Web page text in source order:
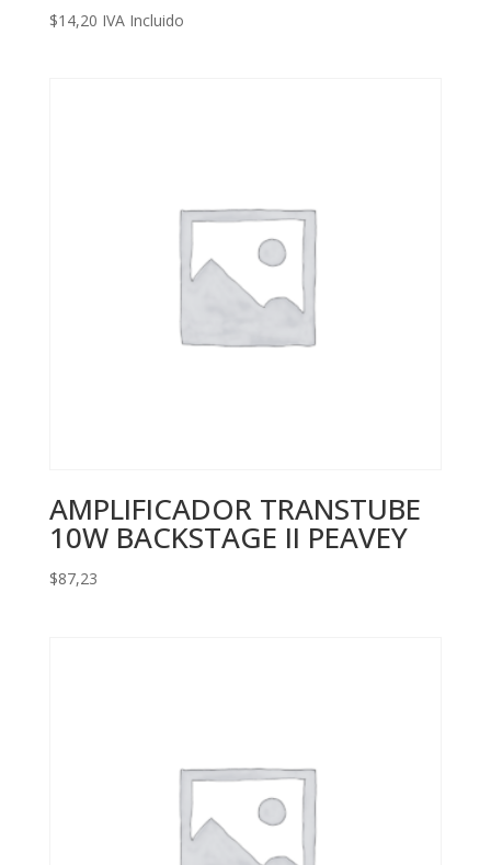
$14,20 IVA Incluido
AMPLIFICADOR TRANSTUBE
10W BACKSTAGE II PEAVEY
$87,23